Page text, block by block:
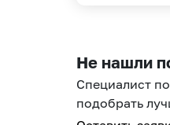
select
a
date.
Не нашли
Специалист
подобрать